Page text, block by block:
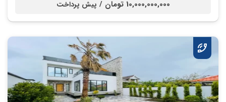
10,000,000,000 تومان / پیش پرداخت